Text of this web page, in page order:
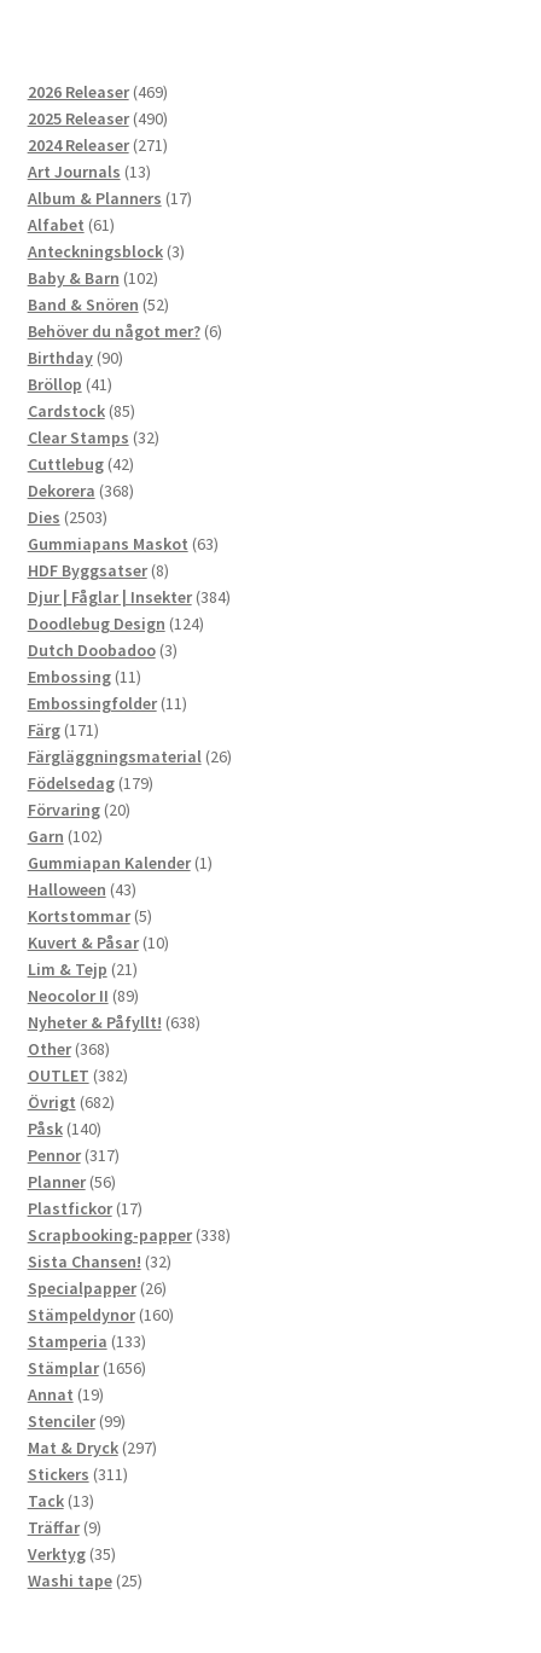
2026 Releaser 469469
produkter
2025 Releaser 490490
produkter
2024 Releaser 271271
Art Journals 1313
produkter
Album & Planners 1717
Alfabet 6161
produkter
Anteckningsblock 33
Baby & Barn 102102
produkter
Band & Snören 5252
produkter
Behöver du något mer? 66
Birthday 9090
Bröllop 4141
produkter
Cardstock 8585
produkter
Clear Stamps 3232
Cuttlebug 4242
produkter
Dekorera 368368
Dies 25032503
produkter
Gummiapans Maskot 6363
HDF Byggsatser 88
produkter
Djur | Fåglar | Insekter 384384
Doodlebug Design 124124
Dutch Doobadoo 33
Embossing 1111
produkter
Embossingfolder 1111
Färg 171171
produkter
Färgläggningsmaterial 2626
Födelsedag 179179
Förvaring 2020
Garn 102102
produkter
Gummiapan Kalender 11
Halloween 4343
produkter
Kortstommar 55
produkter
Kuvert & Påsar 1010
Lim & Tejp 2121
produkter
Neocolor II 8989
produkter
Nyheter & Påfyllt! 638638
Other 368368
produkter
OUTLET 382382
Övrigt 682682
Påsk 140140
produkter
Pennor 317317
produkter
Planner 5656
produkter
Plastfickor 1717
produkter
Scrapbooking-papper 338338
Sista Chansen! 3232
produkter
Specialpapper 2626
produkter
Stämpeldynor 160160
Stamperia 133133
produkter
Stämplar 16561656
Annat 1919
produkter
Stenciler 9999
produkter
Mat & Dryck 297297
Stickers 311311
Tack 1313
produkter
Träffar 99
produkter
Verktyg 3535
produkter
Washi tape 2525